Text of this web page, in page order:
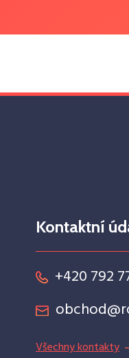
Kontaktní
+420 792
Všechny kontakty